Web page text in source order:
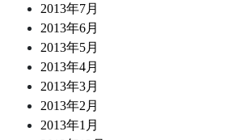
2013年7月
2013年6月
2013年5月
2013年4月
2013年3月
2013年2月
2013年1月